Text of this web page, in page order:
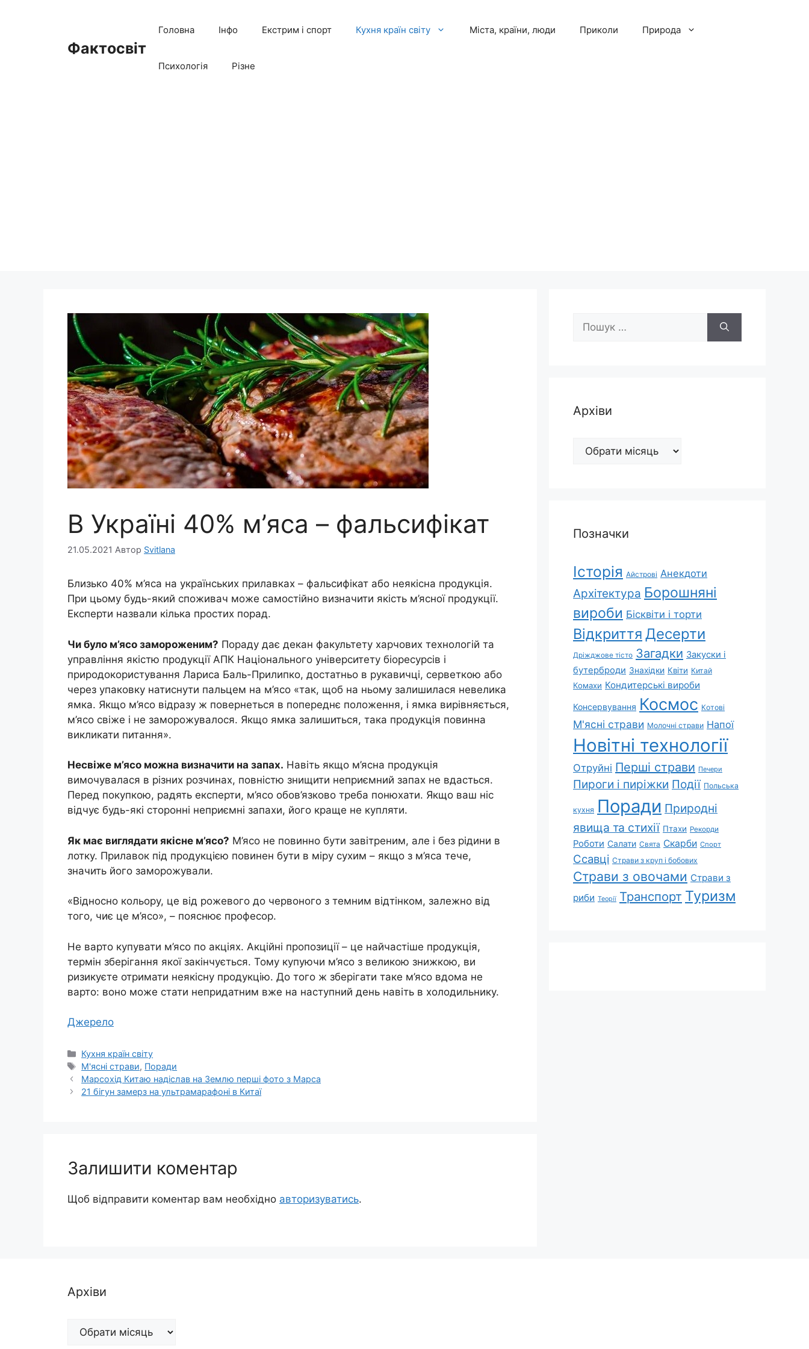
Фактосвіт
Головна Інфо Екстрим і спорт Кухня країн світу Міста, країни, люди Приколи Природа
Психологія Різне
В Україні 40% м’яса – фальсифікат
21.05.2021 Автор Svitlana
Близько 40% м’яса на українських прилавках – фальсифікат або неякісна продукція.
При цьому будь-який споживач може самостійно визначити якість м’ясної продукції.
Експерти назвали кілька простих порад.
Чи було м’ясо замороженим? Пораду дає декан факультету харчових технологій та
управління якістю продукції АПК Національного університету біоресурсів і
природокористування Лариса Баль-Прилипко, достатньо в рукавичці, серветкою або
через упаковку натиснути пальцем на м’ясо «так, щоб на ньому залишилася невелика
ямка. Якщо м’ясо відразу ж повернеться в попереднє положення, і ямка вирівняється,
м’ясо свіже і не заморожувалося. Якщо ямка залишиться, така продукція повинна
викликати питання».
Несвіже м’ясо можна визначити на запах. Навіть якщо м’ясна продукція
вимочувалася в різних розчинах, повністю знищити неприємний запах не вдасться.
Перед покупкою, радять експерти, м’ясо обов’язково треба понюхати. Якщо ваш ніс
відчує будь-які сторонні неприємні запахи, його краще не купляти.
Як має виглядати якісне м’ясо? М’ясо не повинно бути завітреним, але і без рідини в
лотку. Прилавок під продукцією повинен бути в міру сухим – якщо з м’яса тече,
значить його заморожували.
«Відносно кольору, це від рожевого до червоного з темним відтінком, залежно від
того, чиє це м’ясо», – пояснює професор.
Не варто купувати м’ясо по акціях. Акційні пропозиції – це найчастіше продукція,
термін зберігання якої закінчується. Тому купуючи м’ясо з великою знижкою, ви
ризикуєте отримати неякісну продукцію. До того ж зберігати таке м’ясо вдома не
варто: воно може стати непридатним вже на наступний день навіть в холодильнику.
Джерело
Категорії
Кухня країн світу
Позначки
М'ясні страви, Поради
Марсохід Китаю надіслав на Землю перші фото з Марса
21 бігун замерз на ультрамарафоні в Китаї
Залишити коментар
Щоб відправити коментар вам необхідно авторизуватись.
Пошук:
Архіви
Архіви
Позначки
Історія Айстрові Анекдоти
Архітектура Борошняні
вироби Бісквіти і торти
Відкриття Десерти
Дріжджове тісто Загадки Закуски і
бутерброди Знахідки Квіти Китай
Комахи Кондитерські вироби
Консервування Космос Котові
М'ясні страви Молочні страви Напої
Новітні технології
Отруйні Перші страви Печери
Пироги і пиріжки Події Польська
кухня Поради Природні
явища та стихії Птахи Рекорди
Роботи Салати Свята Скарби Спорт
Ссавці Страви з круп і бобових
Страви з овочами Страви з
риби Теорії Транспорт Туризм
Архіви
Архіви